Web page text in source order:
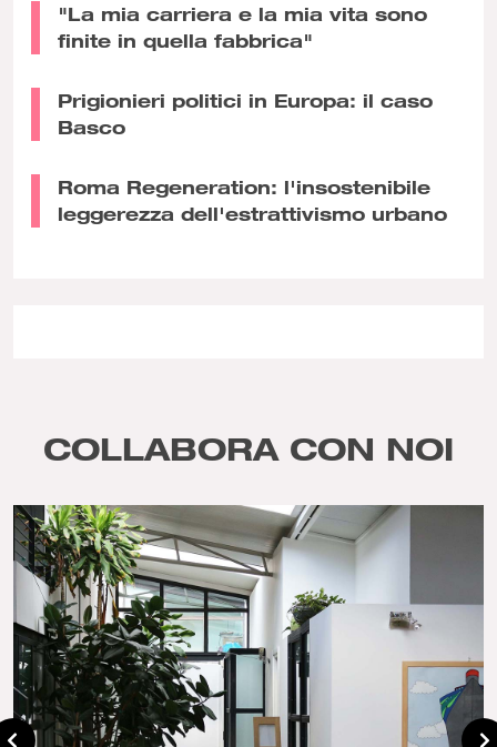
"La mia carriera e la mia vita sono
finite in quella fabbrica"
Prigionieri politici in Europa: il caso
Basco
Roma Regeneration: l'insostenibile
leggerezza dell'estrattivismo urbano
COLLABORA CON NOI